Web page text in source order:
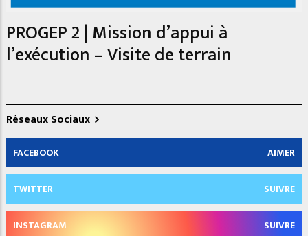
PROGEP 2 | Mission d’appui à
l’exécution – Visite de terrain
Réseaux Sociaux
FACEBOOK AIMER
TWITTER SUIVRE
INSTAGRAM SUIVRE